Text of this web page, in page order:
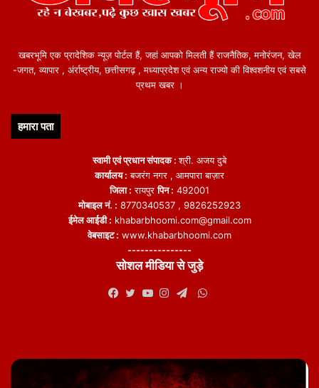
खबरभूमि एक प्रादेशिक न्यूज़ पोर्टल हैं, जहां आपको मिलती हैं राजनैतिक, मनोरंजन, खेल
-जगत, व्यापार , अंर्राष्ट्रीय, छत्तीसगढ़ , मध्याप्रदेश एवं अन्य राज्यो की विश्वशनीय एवं सबसे
प्रथम खबर ।
हमारा पता
स्वामी एवं प्रधान संपादक :श्री. अजय दुबे
कार्यालय : बजरंग नगर , आमपारा बाज़ार
जिला : रायपुरपिन : 492001
मोबाइल नं. : 8770340537 , 9826252923
ईमेल आईडी : khabarbhoomi.com@gmail.com
वेबसाइट : www.khabarbhoomi.com
---------------
सोशल मीडिया से जुड़े
WhatsApp